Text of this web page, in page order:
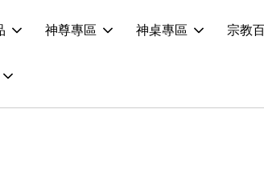
神尊專區 神桌專區 宗教